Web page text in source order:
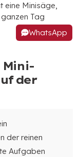
eine Minisäge,
Tag
Mini-
der
der reinen
Aufgaben
WhatsApp